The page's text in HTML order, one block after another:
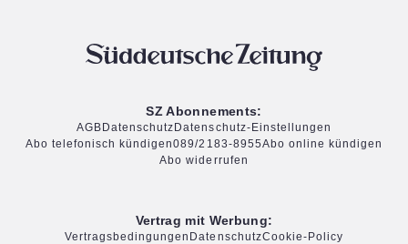
SZ Abonnements:
AGB Datenschutz Datenschutz-Einstellungen
Abo telefonisch kündigen089/2183-8955Abo online kündigen
Abo widerrufen
Vertrag mit Werbung:
Vertragsbedingungen DatenschutzCookie-Policy